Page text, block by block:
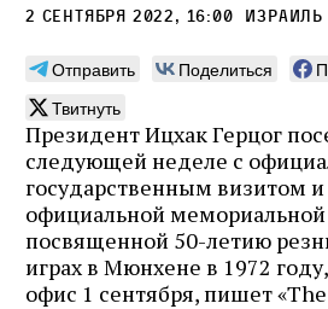
2 сентября 2022, 16:00
Отправить Поделиться
Твитнуть
Президент Ицхак Герцог
следующей неделе с
государственным визитом
официальной
посвященной 50-летию
играх в Мюнхене в 1972
офис 1 сентября, пишет